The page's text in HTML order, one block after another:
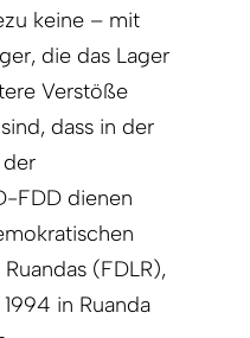
keine – mit
die das Lager
Verstöße
dass in der
FDD dienen
(FDLR),
in Ruanda